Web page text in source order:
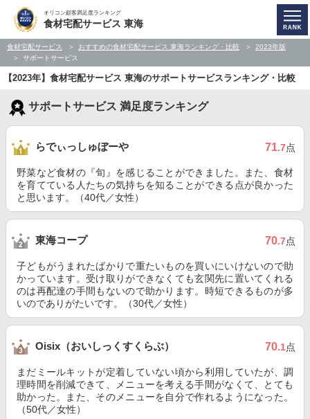
オリコン顧客満足度ランキング
食材宅配サービス 東海
食材宅配サービス おすすめの食材宅配サービス 東海ランキング・比較
2023年版
サポートサービス
【2023年】食材宅配サービス 東海のサポートサービスランキング・比較
サポートサービス 満足度ランキング
らでぃっしゅぼーや 71.7点
野菜など食材の『旬』を感じることができました。また、食材
を育てている人たちの気持ちを知ることができる点が良かった
と思います。（40代／女性）
東海コープ 70.7点
子どもがうまれたばかりで重たいものを買いにいけないので助
かっています。受け取りができなくても玄関先に置いてくれる
のは再配達の手間もないので助かります。時短できるものが多
いのでありがたいです。（30代／女性）
Oisix（おいしっくすくらぶ） 70.1点
まだミールキットが定着していない頃から利用していたが、調
理時間を削減できて、メニューを考える手間がなくて、とても
助かった。また、そのメニューを自分で作れるようになった。
（50代／女性）